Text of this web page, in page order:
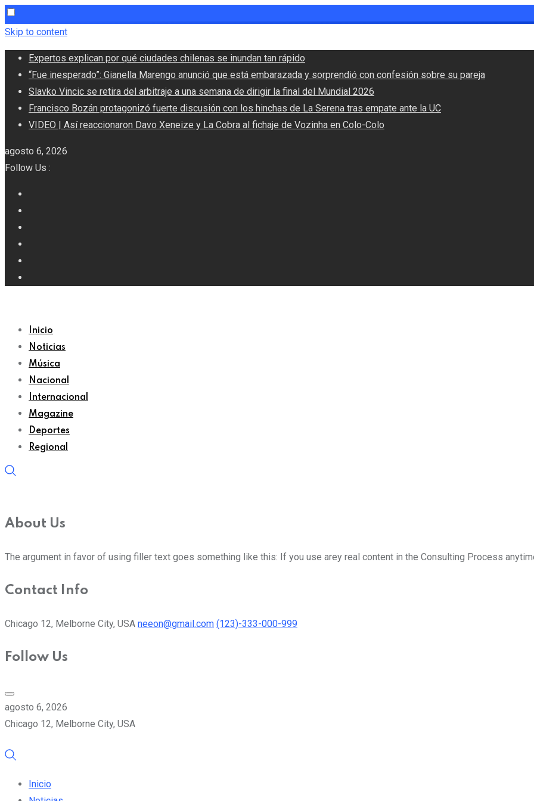
Skip to content
Expertos explican por qué ciudades chilenas se inundan tan rápido
“Fue inesperado”: Gianella Marengo anunció que está embarazada y sorprendió con confesión sobre su pareja
Slavko Vincic se retira del arbitraje a una semana de dirigir la final del Mundial 2026
Francisco Bozán protagonizó fuerte discusión con los hinchas de La Serena tras empate ante la UC
VIDEO | Así reaccionaron Davo Xeneize y La Cobra al fichaje de Vozinha en Colo-Colo
agosto 6, 2026
Follow Us :
Inicio
Noticias
Música
Nacional
Internacional
Magazine
Deportes
Regional
About Us
The argument in favor of using filler text goes something like this: If you use arey real content in the Consulting Process
Contact Info
Chicago 12, Melborne City, USA neeon@gmail.com (123)-333-000-999
Follow Us
agosto 6, 2026
Chicago 12, Melborne City, USA
Inicio